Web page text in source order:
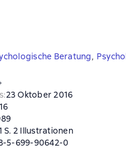
Beratung,
:23 Oktober 2016
S. 2 Illustrationen
5-699-90642-0